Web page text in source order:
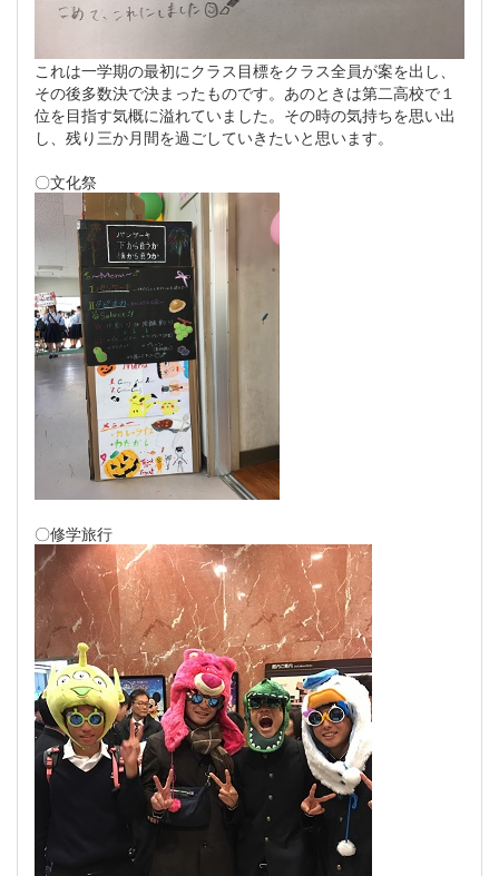
これは一学期の最初にクラス目標をクラス全員が案を出し、
その後多数決で決まったものです。あのときは第二高校で１
位を目指す気概に溢れていました。その時の気持ちを思い出
し、残り三か月間を過ごしていきたいと思います。
〇文化祭
〇修学旅行